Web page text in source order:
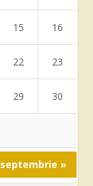
15 16
22 23
29 30
septembrie »